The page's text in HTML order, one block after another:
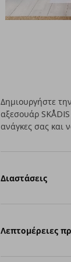
Δημιουργήστε
αξεσουάρ
ανάγκες σας και
Διαστάσεις
Λεπτομέρειες